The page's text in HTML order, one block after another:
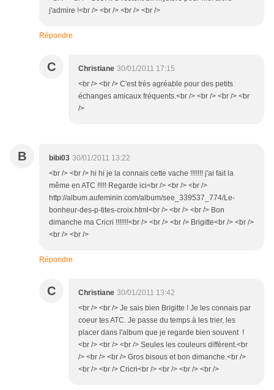
j'admire !<br /> <br /> <br /> <br />
Répondre
C Christiane 30/01/2011 17:15
<br /> <br /> C'est très agréable pour des petits
échanges amicaux fréquents.<br /> <br /> <br /> <br
/>
B bibi03 30/01/2011 13:22
<br /> <br /> hi hi je la connais cette vache !!!!!!! j'ai fait la
même en ATC !!!!! Regarde ici<br /> <br /> <br />
http://album.aufeminin.com/album/see_339537_774/Le-
bonheur-des-p-tites-croix.html<br /> <br /> <br /> Bon
dimanche ma Cricri !!!!!!!<br /> <br /> <br /> Brigitte<br /> <br />
<br /> <br />
Répondre
C Christiane 30/01/2011 13:42
<br /> <br /> Je sais bien Brigitte ! Je les connais par
coeur tes ATC. Je passe du temps à les trier, les
placer dans l'album que je regarde bien souvent !
<br /> <br /> <br /> Seules les couleurs diffèrent.<br
/> <br /> <br /> Gros bisous et bon dimanche.<br />
<br /> <br /> Cricri<br /> <br /> <br /> <br />